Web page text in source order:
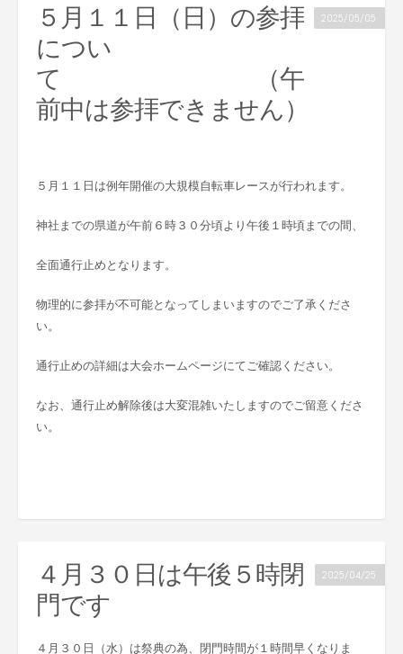
５月１１日（日）の参拝
につい
て （午
前中は参拝できません）
2025/05/05
５月１１日は例年開催の大規模自転車レースが行われます。
神社までの県道が午前６時３０分頃より午後１時頃までの間、
全面通行止めとなります。
物理的に参拝が不可能となってしまいますのでご了承くださ
い。
通行止めの詳細は大会ホームページにてご確認ください。
なお、通行止め解除後は大変混雑いたしますのでご留意くださ
い。
４月３０日は午後５時閉
門です
2025/04/25
４月３０日（水）は祭典の為、閉門時間が１時間早くなりま